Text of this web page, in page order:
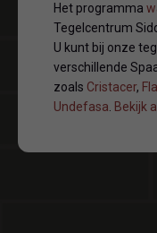
Het programma
Tegelcentrum
U kunt bij onze
verschillende
zoals Cristacer,
Undefasa. Bekijk